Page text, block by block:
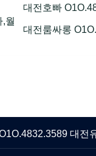
월
대전호빠
대전룸싸롱
대전